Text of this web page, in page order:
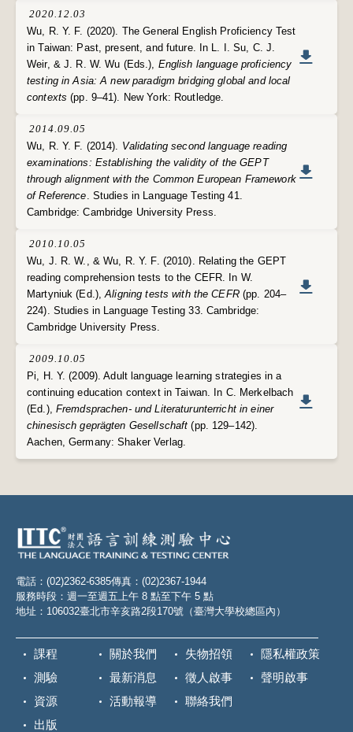
2020.12.03
Wu, R. Y. F. (2020). The General English Proficiency Test
in Taiwan: Past, present, and future. In L. I. Su, C. J.
Weir, & J. R. W. Wu (Eds.), English language proficiency
testing in Asia: A new paradigm bridging global and local
contexts (pp. 9–41). New York: Routledge.
2014.09.05
Wu, R. Y. F. (2014). Validating second language reading
examinations: Establishing the validity of the GEPT
through alignment with the Common European Framework
of Reference. Studies in Language Testing 41.
Cambridge: Cambridge University Press.
2010.10.05
Wu, J. R. W., & Wu, R. Y. F. (2010). Relating the GEPT
reading comprehension tests to the CEFR. In W.
Martyniuk (Ed.),Aligning tests with the CEFR(pp. 204–
224). Studies in Language Testing 33. Cambridge:
Cambridge University Press.
2009.10.05
Pi, H. Y. (2009). Adult language learning strategies in a
continuing education context in Taiwan. In C. Merkelbach
(Ed.), Fremdsprachen- und Literaturunterricht in einer
chinesisch geprägten Gesellschaft (pp. 129–142).
Aachen, Germany: Shaker Verlag.
電話：(02)2362-6385傳真：(02)2367-1944
服務時段：週一至週五上午 8 點至下午 5 點
地址：106032臺北市辛亥路2段170號（臺灣大學校總區內）
課程
測驗
資源
出版
關於我們
最新消息
活動報導
失物招領
徵人啟事
聯絡我們
隱私權政策
聲明啟事